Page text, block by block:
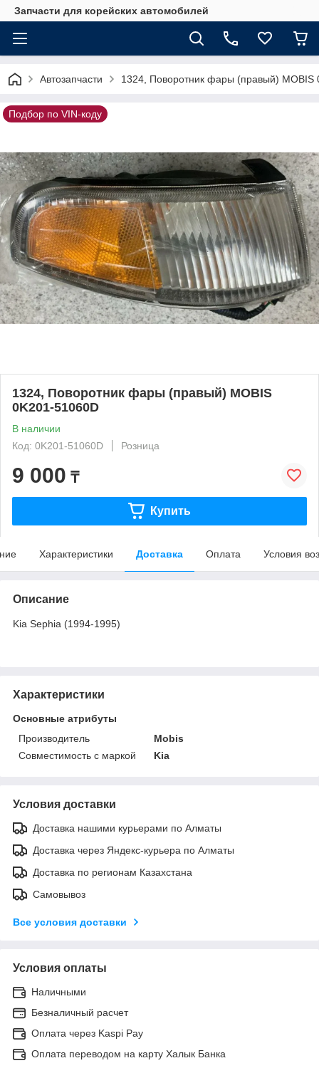
Запчасти для корейских автомобилей
Автозапчасти 1324, Поворотник фары (правый) MOBIS
Подбор по VIN-коду
1324, Поворотник фары (правый) MOBIS
0K201-51060D
В наличии
Код: 0K201-51060D
Розница
9 000 ₸
Купить
Характеристики Доставка Оплата Условия
Описание
Kia Sephia (1994-1995)
Характеристики
Основные атрибуты
Производитель
Mobis
Совместимость с маркой
Kia
Условия доставки
Доставка нашими курьерами по Алматы
Доставка через Яндекс-курьера по Алматы
Доставка по регионам Казахстана
Самовывоз
Все условия доставки
Условия оплаты
Наличными
Безналичный расчет
Оплата через Kaspi Pay
Оплата переводом на карту Халык Банка